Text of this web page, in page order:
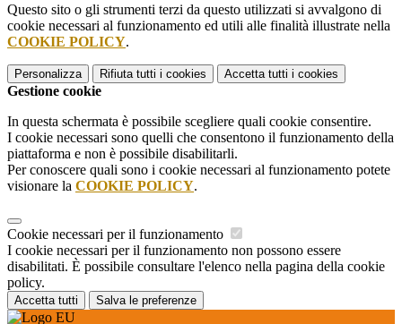
Questo sito o gli strumenti terzi da questo utilizzati si avvalgono di
cookie necessari al funzionamento ed utili alle finalità illustrate nella
COOKIE POLICY.
Personalizza Rifiuta tutti i cookies Accetta tutti i cookies
Gestione cookie
In questa schermata è possibile scegliere quali cookie consentire.
I cookie necessari sono quelli che consentono il funzionamento della
piattaforma e non è possibile disabilitarli.
Per conoscere quali sono i cookie necessari al funzionamento potete
visionare la COOKIE POLICY.
Cookie necessari per il funzionamento
I cookie necessari per il funzionamento non possono essere
disabilitati. È possibile consultare l'elenco nella pagina della cookie
policy.
Accetta tutti Salva le preferenze